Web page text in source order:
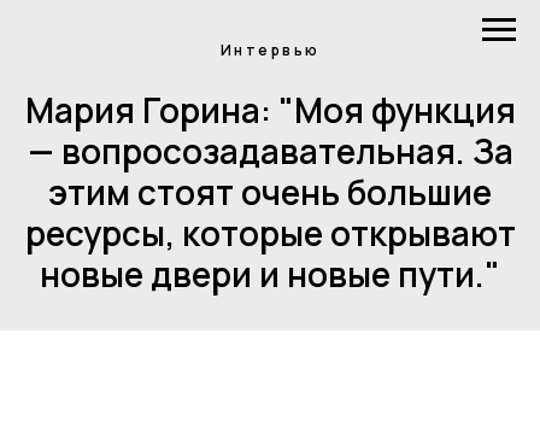
Интервью
Мария Горина: "Моя функция
— вопросозадавательная. За
этим стоят очень большие
ресурсы, которые открывают
новые двери и новые пути."